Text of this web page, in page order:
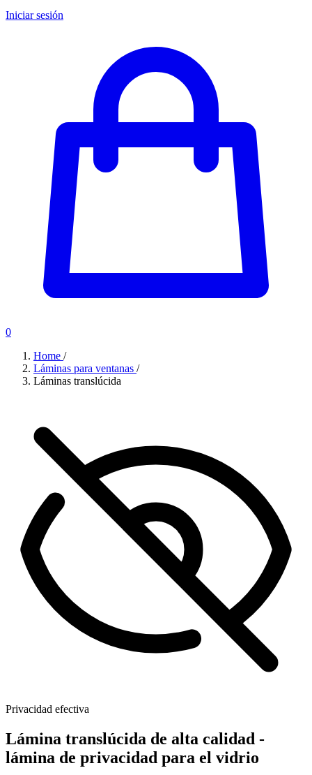
Iniciar sesión
0
Home /
Láminas para ventanas /
Láminas translúcida
Privacidad efectiva
Lámina translúcida de alta calidad -
lámina de privacidad para el vidrio